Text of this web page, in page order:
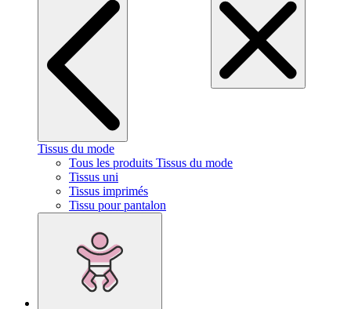
Tissus du mode
Tous les produits Tissus du mode
Tissus uni
Tissus imprimés
Tissu pour pantalon